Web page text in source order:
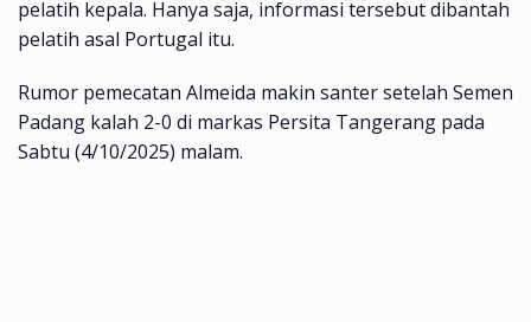
pelatih kepala. Hanya saja, informasi tersebut dibantah
pelatih asal Portugal itu.
Rumor pemecatan Almeida makin santer setelah Semen
Padang kalah 2-0 di markas Persita Tangerang pada
Sabtu (4/10/2025) malam.